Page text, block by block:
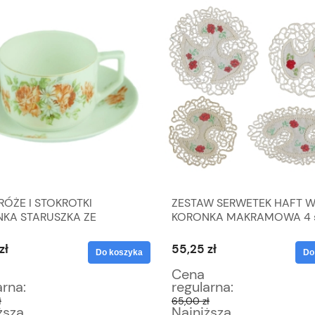
I STOKROTKI
STARUSZKA ZE
Do koszyka
ZESTAW SERWETEK HAFT
KORONKA MAKRAMOWA 4
55,25 zł
Cena
regularna:
65,00 zł